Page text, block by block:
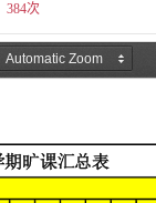
384次